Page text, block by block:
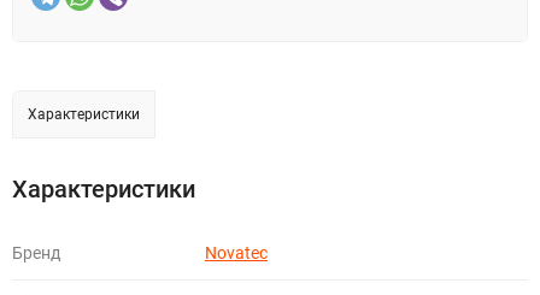
Характеристики
Характеристики
Бренд Novatec